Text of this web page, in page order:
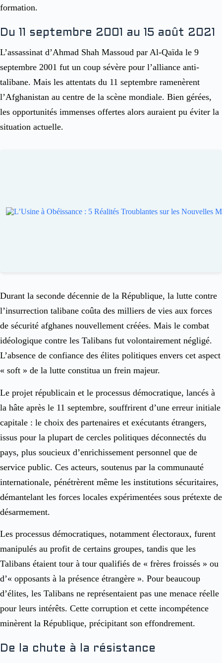
formation.
Du 11 septembre 2001 au 15 août 2021
L’assassinat d’Ahmad Shah Massoud par Al-Qaïda le 9
septembre 2001 fut un coup sévère pour l’alliance anti-
talibane. Mais les attentats du 11 septembre ramenèrent
l’Afghanistan au centre de la scène mondiale. Bien gérées,
les opportunités immenses offertes alors auraient pu éviter la
situation actuelle.
Durant la seconde décennie de la République, la lutte contre
l’insurrection talibane coûta des milliers de vies aux forces
de sécurité afghanes nouvellement créées. Mais le combat
idéologique contre les Talibans fut volontairement négligé.
L’absence de confiance des élites politiques envers cet aspect
« soft » de la lutte constitua un frein majeur.
Le projet républicain et le processus démocratique, lancés à
la hâte après le 11 septembre, souffrirent d’une erreur initiale
capitale : le choix des partenaires et exécutants étrangers,
issus pour la plupart de cercles politiques déconnectés du
pays, plus soucieux d’enrichissement personnel que de
service public. Ces acteurs, soutenus par la communauté
internationale, pénétrèrent même les institutions sécuritaires,
démantelant les forces locales expérimentées sous prétexte de
désarmement.
Les processus démocratiques, notamment électoraux, furent
manipulés au profit de certains groupes, tandis que les
Talibans étaient tour à tour qualifiés de « frères froissés » ou
d’« opposants à la présence étrangère ». Pour beaucoup
d’élites, les Talibans ne représentaient pas une menace réelle
pour leurs intérêts. Cette corruption et cette incompétence
minèrent la République, précipitant son effondrement.
De la chute à la résistance